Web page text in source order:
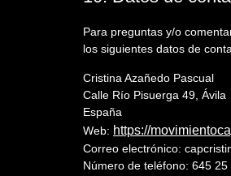
Para preguntas y/o
los siguientes datos de
Cristina Azañedo Pascual
Calle Río Pisuerga 49, Ávila
España
Web: https://
Correo electrónico:
Número de teléfono: 645 25